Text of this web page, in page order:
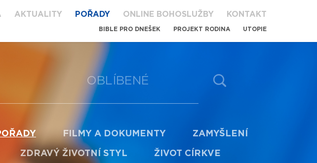
AKTUALITY POŘADY ONLINE BOHOSLUŽBY KONTAKT
BIBLE PRO DNEŠEK PROJEKT RODINA UTOPIE
OBLÍBENÉ
FILMY A DOKUMENTY ZAMYŠLENÍ
ZDRAVÝ ŽIVOTNÍ STYL ŽIVOT CÍRKVE